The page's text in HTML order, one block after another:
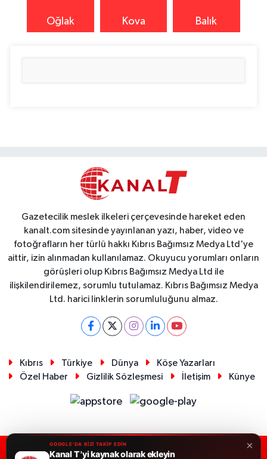
Oğlak Kova Balık
Gazetecilik meslek ilkeleri çerçevesinde hareket eden
kanalt.com sitesinde yayınlanan yazı, haber, video ve
fotoğrafların her türlü hakkı Kıbrıs Bağımsız Medya Ltd'ye
aittir, izin alınmadan kullanılamaz. Okuyucu yorumları onların
görüşleri olup Kıbrıs Bağımsız Medya Ltd ile
ilişkilendirilemez, sorumlu tutulamaz. Kıbrıs Bağımsız Medya
Ltd. harici linklerin sorumluluğunu almaz.
Kıbrıs Türkiye Dünya
Köşe Yazarları
Özel Haber
Gizlilik Sözleşmesi İletişim Künye
RSS Copyright © 2026. Her hakkı saklıdır.
×
GOOGLE'DA BİZİ TAKİP EDİN
Kanal T 'yi kaynak olarak ekleyin